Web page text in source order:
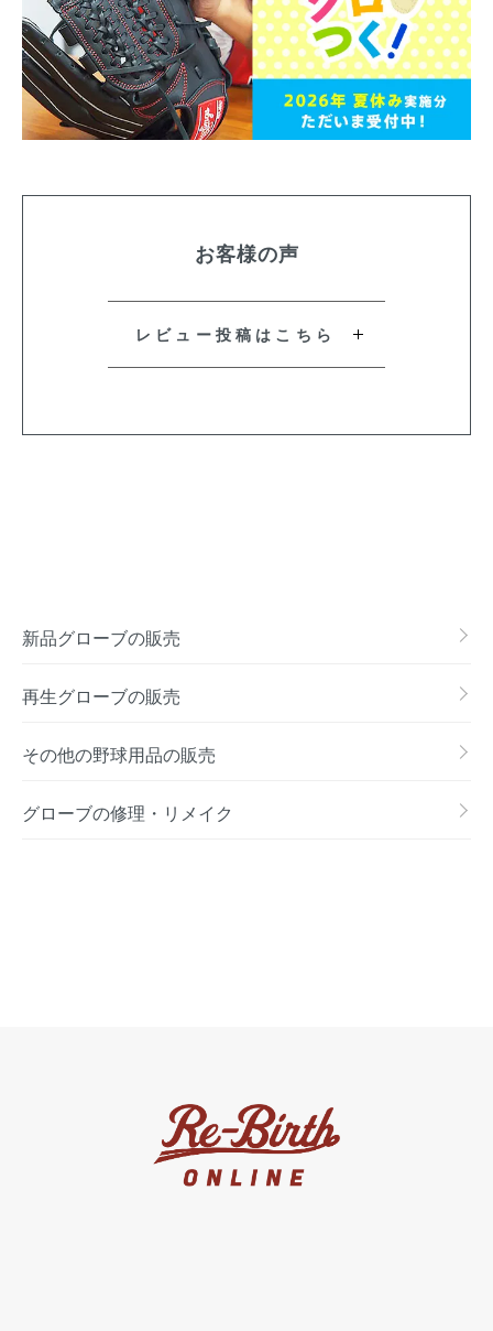
お客様の声
レビュー投稿はこちら
新品グローブの販売
再生グローブの販売
その他の野球用品の販売
グローブの修理・リメイク